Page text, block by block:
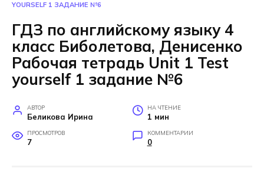
YOURSELF 1 ЗАДАНИЕ №6
ГДЗ по английскому языку 4
класс Биболетова, Денисенко
Рабочая тетрадь Unit 1 Test
yourself 1 задание №6
АВТОР
Беликова Ирина
НА ЧТЕНИЕ
1 мин
ПРОСМОТРОВ
7
КОММЕНТАРИИ
0